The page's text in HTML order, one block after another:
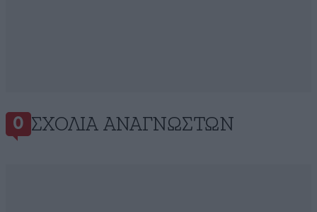
0 ΣΧΌΛΙΑ ΑΝΑΓΝΩΣΤΏΝ